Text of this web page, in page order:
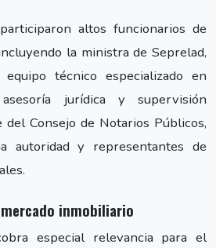
altos funcionarios de
la ministra de Seprelad,
técnico especializado en
jurídica y supervisión
Consejo de Notarios Públicos,
autoridad y representantes de
inmobiliario
especial relevancia para el